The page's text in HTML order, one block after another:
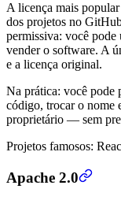
A licença mais
dos projetos no
permissiva: você
vender o software. A
e a licença original.
Na prática: você
código, trocar o nome
proprietário — sem
Projetos famosos:
Apache 2.0